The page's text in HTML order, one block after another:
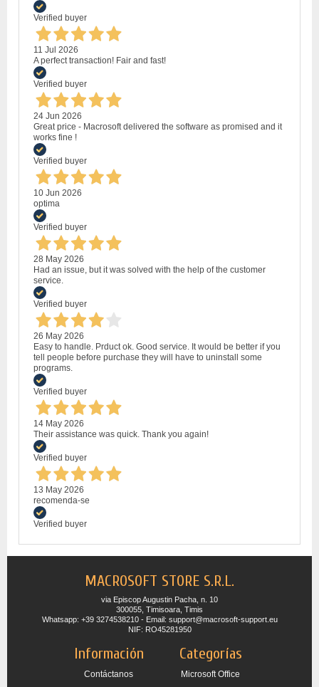
Verified buyer
11 Jul 2026
A perfect transaction! Fair and fast!
Verified buyer
24 Jun 2026
Great price - Macrosoft delivered the software as promised and it
works fine !
Verified buyer
10 Jun 2026
optima
Verified buyer
28 May 2026
Had an issue, but it was solved with the help of the customer
service.
Verified buyer
26 May 2026
Easy to handle. Prduct ok. Good service. It would be better if you
tell people before purchase they will have to uninstall some
programs.
Verified buyer
14 May 2026
Their assistance was quick. Thank you again!
Verified buyer
13 May 2026
recomenda-se
Verified buyer
MACROSOFT STORE S.R.L.
via Episcop Augustin Pacha, n. 10
300055, Timisoara, Timis
Whatsapp: +39 3274538210 - Email: support@macrosoft-support.eu
NIF: RO45281950
Información
Contáctanos
Categorías
Microsoft Office